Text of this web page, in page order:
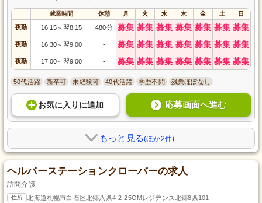
就業時間 休憩 月 火 水 木 金 土 日
夜勤 16:15～ 翌8:15 480分 募集 募集 募集 募集 募集 募集 募集
夜勤 16:30～ 翌9:00 - 募集 募集 募集 募集 募集 募集 募集
夜勤 17:00～ 翌9:00 - 募集 募集 募集 募集 募集 募集 募集
50代活躍 新卒可 未経験可 40代活躍 学歴不問 残業ほぼなし
お気に入り に追加 応募画面へ進む
もっと見る(ほか2件)
ヘルパーステーションクローバーの求人
訪問介護
住所 北海道札幌市白石区北郷八条4-2-25OMレジデンス北郷8条101